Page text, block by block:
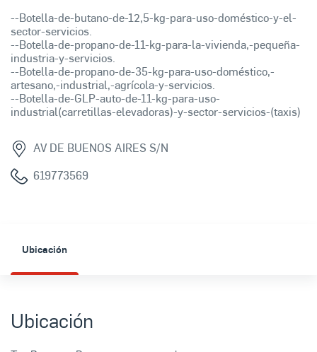
--Botella-de-butano-de-12,5-kg-para-uso-doméstico-y-el-
sector-servicios.
--Botella-de-propano-de-11-kg-para-la-vivienda,-pequeña-
industria-y-servicios.
--Botella-de-propano-de-35-kg-para-uso-doméstico,-
artesano,-industrial,-agrícola-y-servicios.
--Botella-de-GLP-auto-de-11-kg-para-uso-
industrial(carretillas-elevadoras)-y-sector-servicios-(taxis)
AV DE BUENOS AIRES S/N
619773569
Ubicación
Ubicación